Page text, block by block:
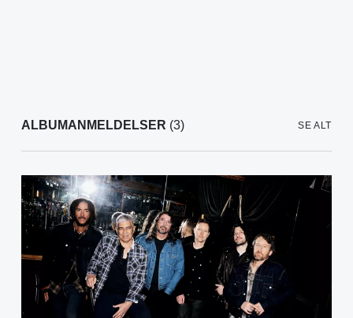
ALBUMANMELDELSER (3) SE ALT